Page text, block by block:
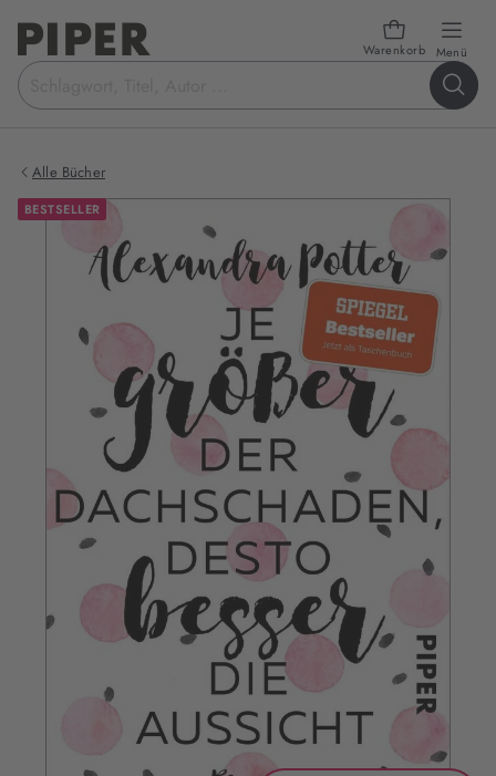
Warenkorb Menü
Suchbegriff
eingeben
Alle Bücher
BESTSELLER
Produktbilder
Buch